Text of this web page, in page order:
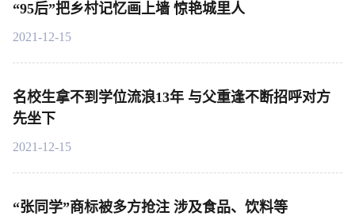
“95后”把乡村记忆画上墙 惊艳城里人
2021-12-15
名校生拿不到学位流浪13年 与父重逢不断招呼对方
先坐下
2021-12-15
“张同学”商标被多方抢注 涉及食品、饮料等